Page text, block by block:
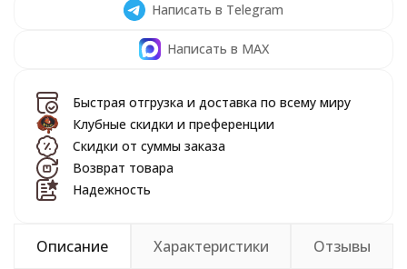
Написать в Telegram
Написать в MAX
Быстрая отгрузка и доставка по всему миру
Клубные скидки и преференции
Скидки от суммы заказа
Возврат товара
Надежность
Описание Характеристики Отзывы